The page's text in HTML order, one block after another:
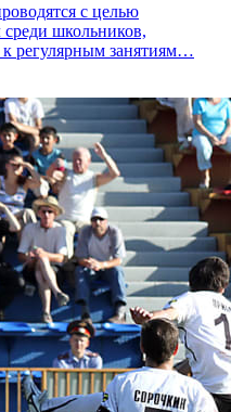
с целью
среди школьников,
к регулярным занятиям…